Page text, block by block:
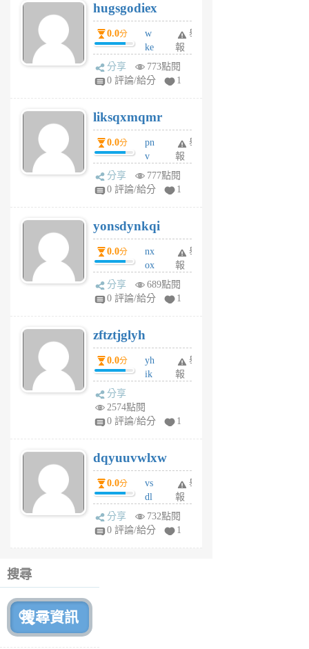
6
個
月
前
hugsgodiex
0.0分
w
ke
rv
pj
6
個
月
前
舉
報
分享
773點閱
0 評論/給分
1
liksqxmqmr
0.0分
pn
v
wt
sv
6
個
月
前
舉
報
分享
777點閱
0 評論/給分
1
yonsdynkqi
0.0分
nx
ox
rh
pe
月
前
舉
報
分享
689點閱
0 評論/給分
1
zftztjglyh
0.0分
yh
ik
tu
6
個
月
前
舉
報
分享
2574點閱
0 評論/給分
1
dqyuuvwlxw
0.0分
vs
dl
sq
fy
舉
報
分享
732點閱
0 評論/給分
1
搜尋